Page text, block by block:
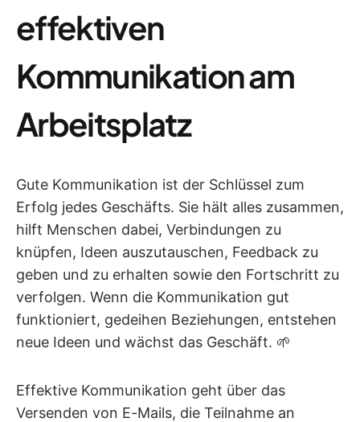
effektiven
Kommunikation am
Arbeitsplatz
Gute Kommunikation ist der Schlüssel zum
Erfolg jedes Geschäfts. Sie hält alles zusammen,
hilft Menschen dabei, Verbindungen zu
knüpfen, Ideen auszutauschen, Feedback zu
geben und zu erhalten sowie den Fortschritt zu
verfolgen. Wenn die Kommunikation gut
funktioniert, gedeihen Beziehungen, entstehen
neue Ideen und wächst das Geschäft. 🌱
Effektive Kommunikation geht über das
Versenden von E-Mails, die Teilnahme an